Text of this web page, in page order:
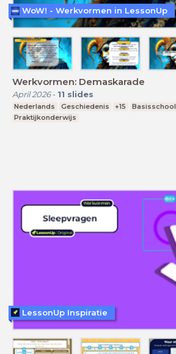
Werkvormen: Demaskarade
April 2026- 11 slides
Nederlands Geschiedenis +15 Basisschool
Praktijkonderwijs
WoW! - Werkvormen in LessonUp
LessonUp Inspiratie